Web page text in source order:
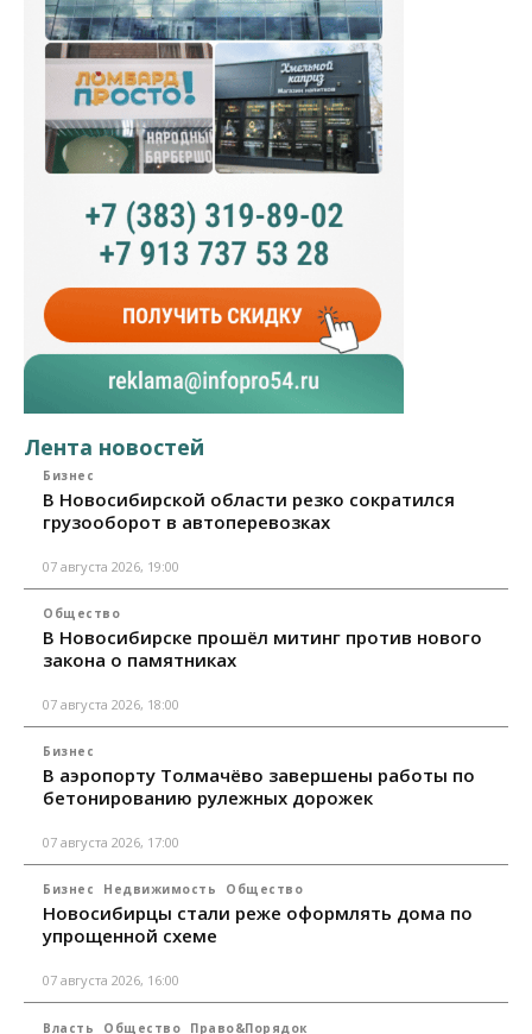
Лента новостей
Бизнес
В Новосибирской области резко сократился
грузооборот в автоперевозках
07 августа 2026, 19:00
Общество
В Новосибирске прошёл митинг против нового
закона о памятниках
07 августа 2026, 18:00
Бизнес
В аэропорту Толмачёво завершены работы по
бетонированию рулежных дорожек
07 августа 2026, 17:00
Бизнес Недвижимость Общество
Новосибирцы стали реже оформлять дома по
упрощенной схеме
07 августа 2026, 16:00
Власть Общество Право&Порядок